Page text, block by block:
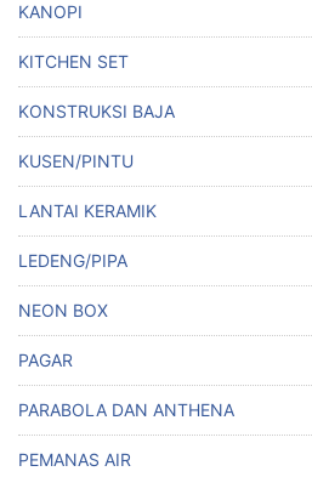
KANOPI
KITCHEN SET
KONSTRUKSI BAJA
KUSEN/PINTU
LANTAI KERAMIK
LEDENG/PIPA
NEON BOX
PAGAR
PARABOLA DAN ANTHENA
PEMANAS AIR